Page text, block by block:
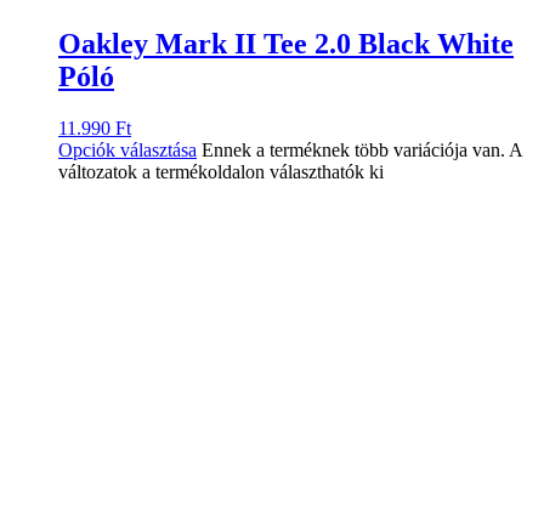
Oakley Mark II Tee 2.0 Black White
Póló
11.990 Ft
Opciók választása Ennek a terméknek több variációja van. A
változatok a termékoldalon választhatók ki